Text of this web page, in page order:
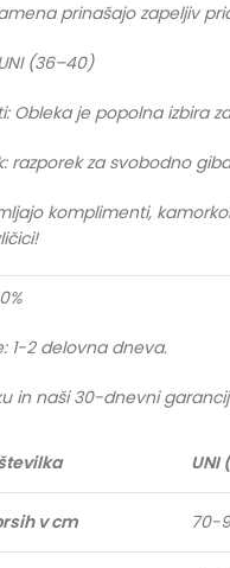
prinašajo zapeljiv
(36–40)
Obleka je popolna izbira
razporek za svobodno
komplimenti,
1-2 delovna dneva.
in naši 30-dnevni
UNI
v cm 70-